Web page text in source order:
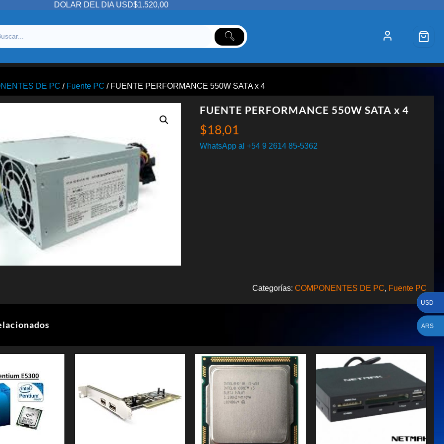
DOLAR DEL DIA USD$1.520,00
DE PC / Fuente PC / FUENTE PERFORMANCE 550W SATA x 4
FUENTE PERFORMANCE 550W SATA x 4
$18,01
WhatsApp al +54 9 2614 85-5362
Categorías: COMPONENTES DE PC, Fuente PC
USD
ARS